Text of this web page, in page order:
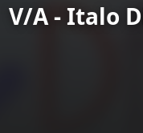
V/A - Italo